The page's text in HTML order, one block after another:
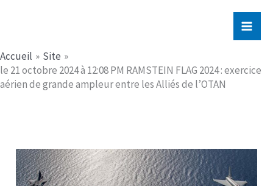
Accueil
Site
le 21 octobre 2024 à 12:08 PM RAMSTEIN FLAG 2024 : exercice
aérien de grande ampleur entre les Alliés de l’OTAN​